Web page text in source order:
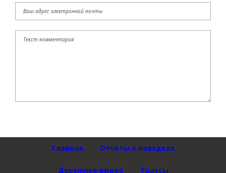
Главная Отчеты о поездках
Дорожное видео Трассы